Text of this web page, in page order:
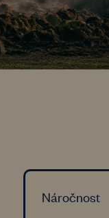
Náročnost